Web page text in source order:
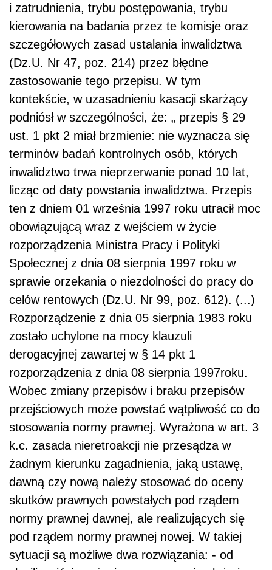
i zatrudnienia, trybu postępowania, trybu
kierowania na badania przez te komisje oraz
szczegółowych zasad ustalania inwalidztwa
(Dz.U. Nr 47, poz. 214) przez błędne
zastosowanie tego przepisu. W tym
kontekście, w uzasadnieniu kasacji skarżący
podniósł w szczególności, że: „ przepis § 29
ust. 1 pkt 2 miał brzmienie: nie wyznacza się
terminów badań kontrolnych osób, których
inwalidztwo trwa nieprzerwanie ponad 10 lat,
licząc od daty powstania inwalidztwa. Przepis
ten z dniem 01 września 1997 roku utracił moc
obowiązującą wraz z wejściem w życie
rozporządzenia Ministra Pracy i Polityki
Społecznej z dnia 08 sierpnia 1997 roku w
sprawie orzekania o niezdolności do pracy do
celów rentowych (Dz.U. Nr 99, poz. 612). (...)
Rozporządzenie z dnia 05 sierpnia 1983 roku
zostało uchylone na mocy klauzuli
derogacyjnej zawartej w § 14 pkt 1
rozporządzenia z dnia 08 sierpnia 1997roku.
Wobec zmiany przepisów i braku przepisów
przejściowych może powstać wątpliwość co do
stosowania normy prawnej. Wyrażona w art. 3
k.c. zasada nieretroakcji nie przesądza w
żadnym kierunku zagadnienia, jaką ustawę,
dawną czy nową należy stosować do oceny
skutków prawnych powstałych pod rządem
normy prawnej dawnej, ale realizujących się
pod rządem normy prawnej nowej. W takiej
sytuacji są możliwe dwa rozwiązania: - od